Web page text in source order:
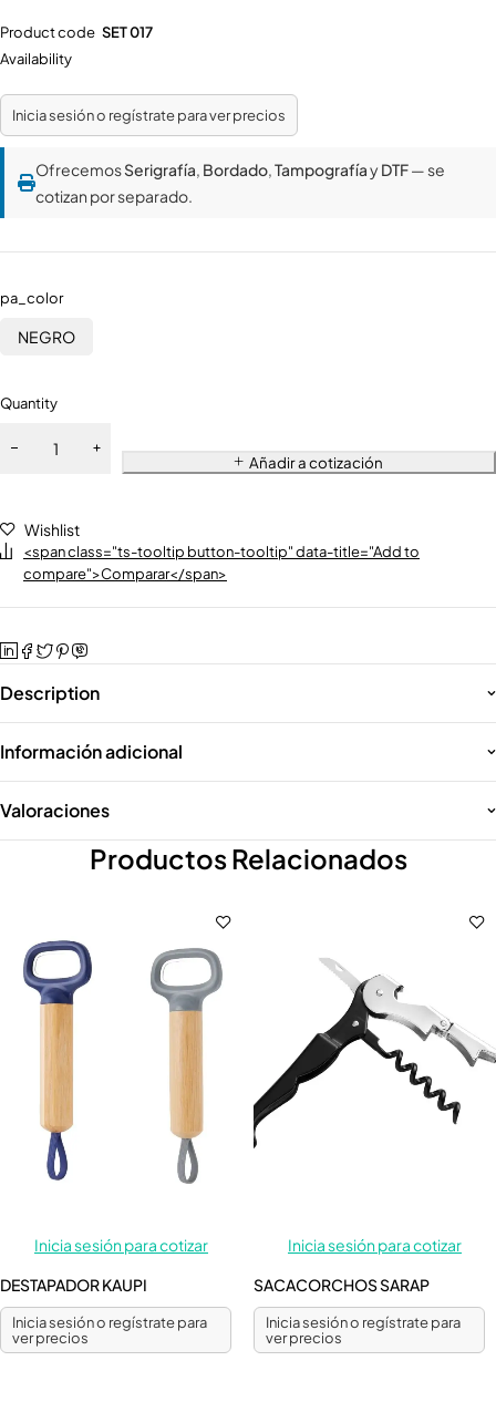
Product code SET 017
Availability
Inicia sesión o regístrate para ver precios
OfrecemosSerigrafía, Bordado,TampografíayDTF— se
cotizan por separado.
pa_color
NEGRO
Quantity
Añadir a cotización
Wishlist
<span class="ts-tooltip button-tooltip" data-title="Add to
compare">Comparar</span>
Description
Información adicional
Valoraciones
Productos Relacionados
Inicia sesión para cotizar
DESTAPADOR KAUPI
Inicia sesión o regístrate para
ver precios
Inicia sesión para cotizar
SACACORCHOS SARAP
Inicia sesión o regístrate para
ver precios